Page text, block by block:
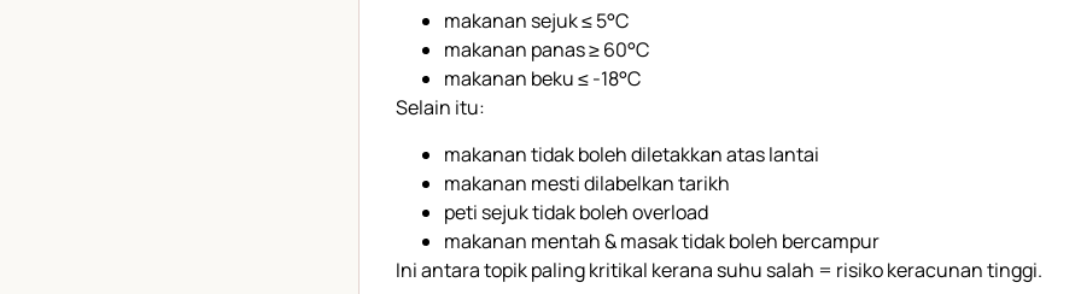
makanan sejuk ≤ 5°C
makanan panas ≥ 60°C
makanan beku ≤ -18°C
Selain itu:
makanan tidak boleh diletakkan atas lantai
makanan mesti dilabelkan tarikh
peti sejuk tidak boleh overload
makanan mentah & masak tidak boleh bercampur
Ini antara topik paling kritikal kerana suhu salah = risiko keracunan tinggi.